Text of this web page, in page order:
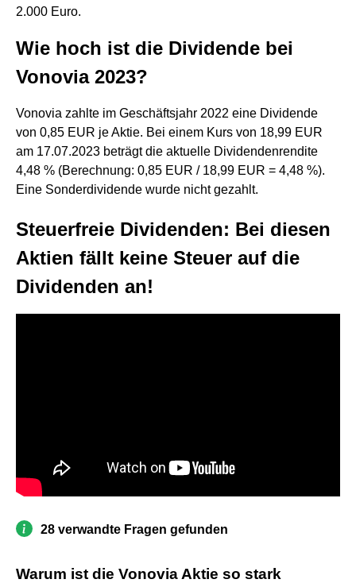
2.000 Euro.
Wie hoch ist die Dividende bei
Vonovia 2023?
Vonovia zahlte im Geschäftsjahr 2022 eine Dividende
von 0,85 EUR je Aktie. Bei einem Kurs von 18,99 EUR
am 17.07.2023 beträgt die aktuelle Dividendenrendite
4,48 % (Berechnung: 0,85 EUR / 18,99 EUR = 4,48 %).
Eine Sonderdividende wurde nicht gezahlt.
Steuerfreie Dividenden: Bei diesen
Aktien fällt keine Steuer auf die
Dividenden an!
28 verwandte Fragen gefunden
Warum ist die Vonovia Aktie so stark